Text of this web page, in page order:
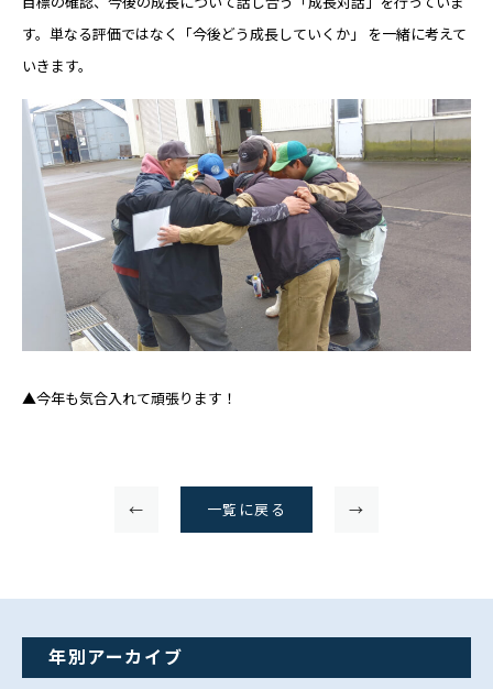
す。単なる評価ではなく「今後どう成長していくか」 を一緒に考えて
いきます。
▲今年も気合入れて頑張ります！
← 一覧に戻る →
年別アーカイブ